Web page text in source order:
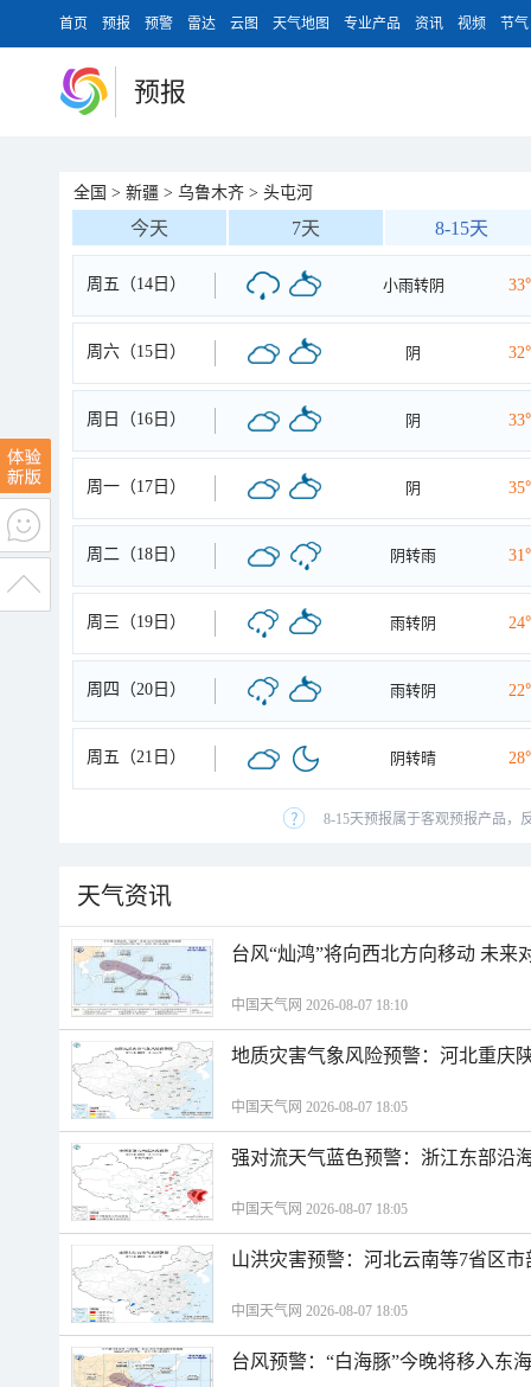
首页 预报 预警 雷达 云图 天气地图 专业产品 资讯 视频 节气
预报
全国 > 新疆 > 乌鲁木齐 > 头屯河
今天 7天 8-15天
周五（14日） 小雨转阴
周六（15日） 阴
周日（16日） 阴
周一（17日） 阴
周二（18日） 阴转雨
周三（19日） 雨转阴
周四（20日） 雨转阴
周五（21日） 阴转晴
8-15天预报属于客观预报产品，
天气资讯
台风“灿鸿”将向西北方向移动 未来
中国天气网 2026-08-07 18:10
地质灾害气象风险预警：河北重庆
中国天气网 2026-08-07 18:05
强对流天气蓝色预警：浙江东部沿
中国天气网 2026-08-07 18:05
山洪灾害预警：河北云南等7省区
中国天气网 2026-08-07 18:05
台风预警：“白海豚”今晚将移入东